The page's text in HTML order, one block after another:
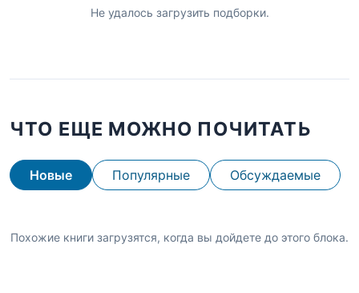
Не удалось загрузить подборки.
ЧТО ЕЩЕ МОЖНО ПОЧИТАТЬ
Новые Популярные Обсуждаемые
Похожие книги загрузятся, когда вы дойдете до этого блока.